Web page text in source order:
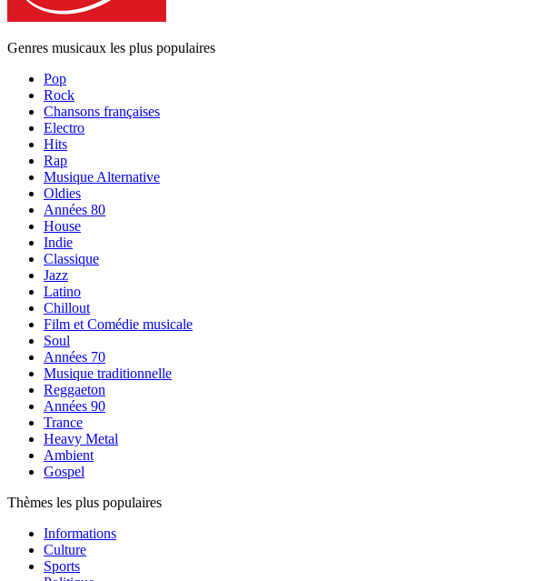
Genres musicaux les plus populaires
Pop
Rock
Chansons françaises
Electro
Hits
Rap
Musique Alternative
Oldies
Années 80
House
Indie
Classique
Jazz
Latino
Chillout
Film et Comédie musicale
Soul
Années 70
Musique traditionnelle
Reggaeton
Années 90
Trance
Heavy Metal
Ambient
Gospel
Thèmes les plus populaires
Informations
Culture
Sports